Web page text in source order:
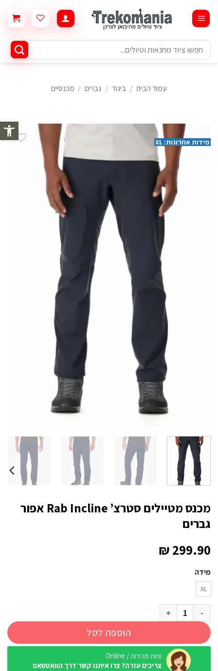
פתח
content
חיפוש
עבור:
עמוד הבית / ביגוד / גברים / מכנסיים
מידות אחרונות: XL
מכנס מטיילים סטרצ’ Rab Incline אפור
גברים
₪299.90
מידה
XL
כמות של מכנס מטיילים סטרצ’ Rab Incline אפור גברים
הוספה לסל
צוות מכירות / Online
צריכים עזרה? צרו איתנו קשר דרך הוואטסאפ